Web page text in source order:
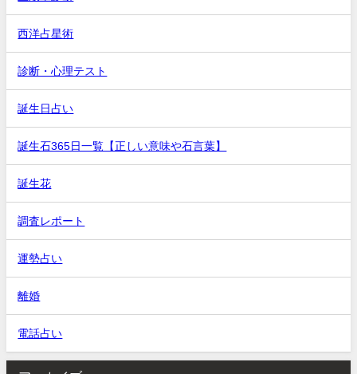
西洋占星術
診断・心理テスト
誕生日占い
誕生石365日一覧【正しい意味や石言葉】
誕生花
調査レポート
運勢占い
離婚
電話占い